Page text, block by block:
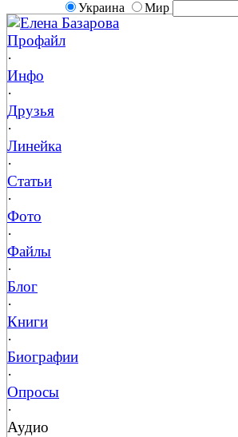
Украина Мир
Елена Базарова
Профайл
·
Инфо
·
Друзья
·
Линейка
·
Статьи
·
Фото
·
Файлы
·
Блог
·
Книги
·
Биографии
·
Опросы
·
Аудио